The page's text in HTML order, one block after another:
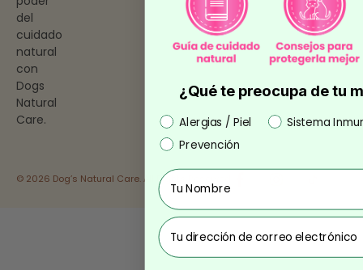
del
cuidado
natural
con
Dogs
Natural
Care.
© 2026 Dog’s Natural Care. All Rights Reserved.
¿Qué te preocupa de tu
Preocupación
Alergias / Piel
Sistema
Prevención
Nombre
correo